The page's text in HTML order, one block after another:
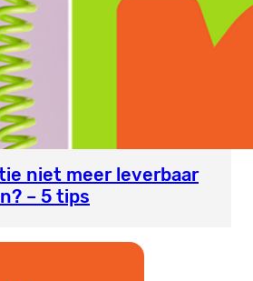
niet meer leverbaar
– 5 tips